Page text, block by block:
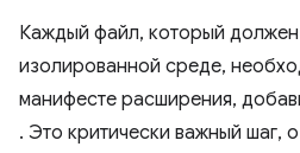
Каждый файл, который должен
изолированной среде,
манифесте расширения,
. Это критически важный шаг,